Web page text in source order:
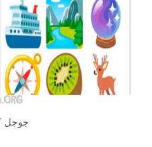
جوجل